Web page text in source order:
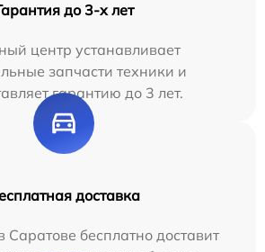
до 3-х лет
центр устанавливает
запчасти техники и
гарантию до 3 лет.
доставка
бесплатно доставит